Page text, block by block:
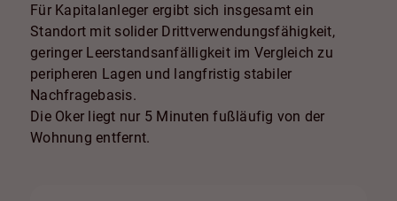
Für Kapitalanleger ergibt sich insgesamt ein
Standort mit solider Drittverwendungsfähigkeit,
geringer Leerstandsanfälligkeit im Vergleich zu
peripheren Lagen und langfristig stabiler
Nachfragebasis.
Die Oker liegt nur 5 Minuten fußläufig von der
Wohnung entfernt.